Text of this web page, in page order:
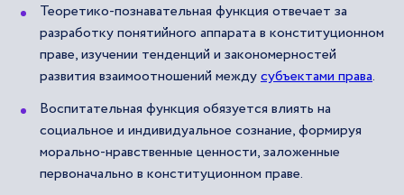
Теоретико-познавательная функция отвечает за
разработку понятийного аппарата в конституционном
праве, изучении тенденций и закономерностей
развития взаимоотношений междусубъектами права.
Воспитательная функция обязуется влиять на
социальное и индивидуальное сознание, формируя
морально-нравственные ценности, заложенные
первоначально в конституционном праве.